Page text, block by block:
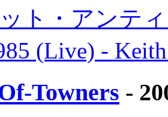
ト・アンテ
(Live) -
Towners -